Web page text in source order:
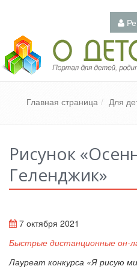
Педагогический портал «О
Главная страница Для
Рисунок
Геленджик»
7 октября 2021
Быстрые дистанционные он-
Лауреат конкурса «Я рисую